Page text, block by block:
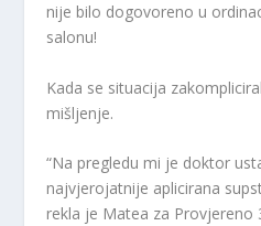
nije bilo dogovoreno u
salonu!
Kada se situacija
mišljenje.
“Na pregledu mi je doktor
najvjerojatnije aplicirana
rekla je Matea za Provjereno